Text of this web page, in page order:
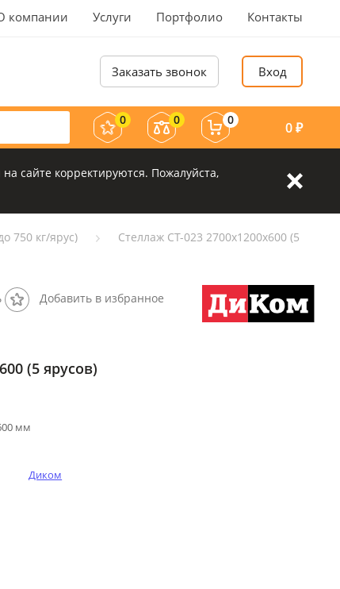
компании Услуги Портфолио Контакты
Заказать звонок Вход
0 0 0 0₽
сайте корректируются. Пожалуйста,
750 кг/ярус)
Стеллаж СТ-023 2700х1200х600 (5
Добавить в избранное
(5 ярусов)
мм
Диком